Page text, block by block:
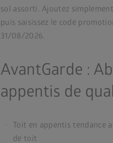
sol assorti. Ajoutez
puis saisissez le code
31/08/2026.
AvantGarde :
appentis de
Toit en appentis tendance
de toit